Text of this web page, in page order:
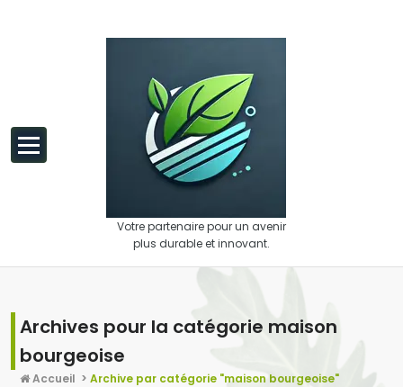
Votre partenaire pour un avenir
plus durable et innovant.
Archives pour la catégorie maison
bourgeoise
Accueil > Archive par catégorie "maison bourgeoise"